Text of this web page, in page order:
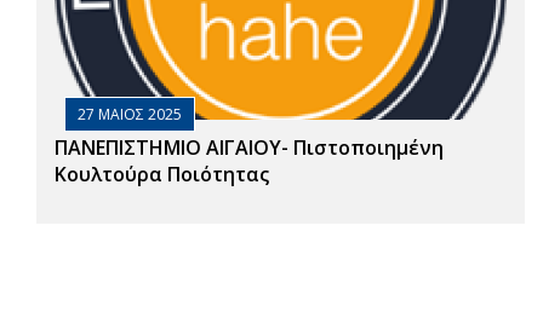
27 ΜΑΙΟΣ 2025
ΠΑΝΕΠΙΣΤΗΜΙΟ ΑΙΓΑΙΟΥ- Πιστοποιημένη
Κουλτούρα Ποιότητας